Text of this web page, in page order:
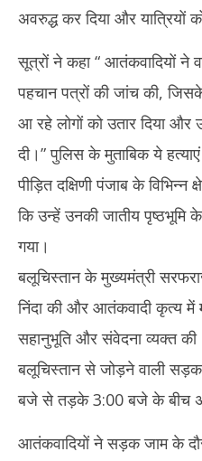
दक्षिण पश्चिम पाकिस्तान में आतंकवादियों
26,
2024
अवरुद्ध कर दिया और यात्रियों
सूत्रों ने कहा “ आतंकवादियों ने
पहचान पत्रों की जांच की, जिसके
आ रहे लोगों को उतार दिया और
दी।” पुलिस के मुताबिक ये
पीड़ित दक्षिणी पंजाब के
कि उन्हें उनकी जातीय पृष्ठभूमि
गया।
बलूचिस्तान के मुख्यमंत्री
निंदा की और आतंकवादी कृत्य में
सहानुभूति और संवेदना व्यक्त
बलूचिस्तान से जोड़ने वाली
बजे से तड़के 3:00 बजे के बीच
आतंकवादियों ने सड़क जाम के